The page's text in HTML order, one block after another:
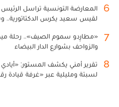
6
المعارضة التونسية تراسل
لقيس سعيد يكرس الدكتاتورية..
7
«مطارِدو سموم الصيف».. رحلة
والزواحف بشوارع الدار البيضاء
8
تقرير أمني يكشف المستور:
لسبتة ومليلية عبر «غرفة قيادة